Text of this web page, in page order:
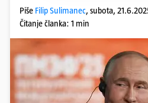
Piše Filip Sulimanec, subota,
Čitanje članka: 1 min